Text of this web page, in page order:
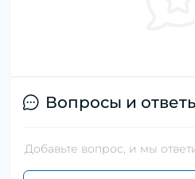
Вопросы и
Добавьте вопрос, и мы